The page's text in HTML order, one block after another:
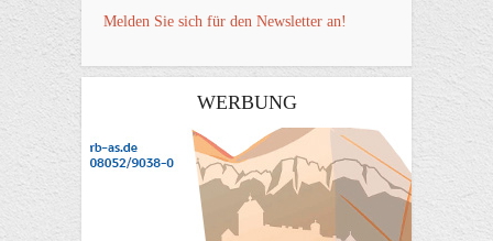
Melden Sie sich für den Newsletter an!
WERBUNG